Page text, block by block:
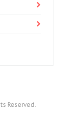
Reserved.